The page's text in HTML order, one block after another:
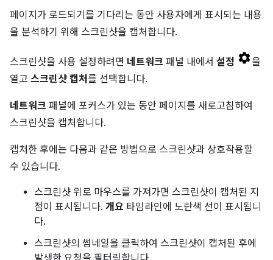
페이지가 로드되기를 기다리는 동안 사용자에게 표시되는 내용
을 분석하기 위해 스크린샷을 캡처합니다.
스크린샷을 사용 설정하려면 네트워크 패널 내에서 설정
을
열고 스크린샷 캡처 를 선택합니다.
네트워크 패널에 포커스가 있는 동안 페이지를 새로고침하여
스크린샷을 캡처합니다.
캡처한 후에는 다음과 같은 방법으로 스크린샷과 상호작용할
수 있습니다.
스크린샷 위로 마우스를 가져가면 스크린샷이 캡처된 지
점이 표시됩니다. 개요 타임라인에 노란색 선이 표시됩니
다.
스크린샷의 썸네일을 클릭하여 스크린샷이 캡처된 후에